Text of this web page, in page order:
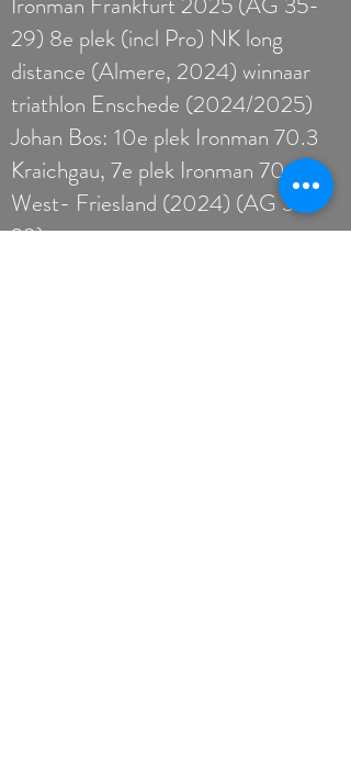
29) 8e plek (incl Pro) NK long
distance (Almere, 2024) winnaar
triathlon Enschede (2024/2025)
Johan Bos: 10e plek Ironman 70.3
Kraichgau, 7e plek Ironman 70.3
West- Friesland (2024) (AG 35-
29)